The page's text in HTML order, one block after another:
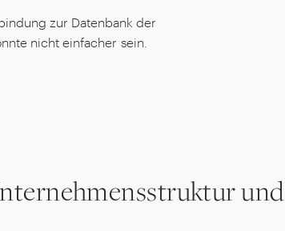
zur Datenbank der
nicht einfacher sein.
und